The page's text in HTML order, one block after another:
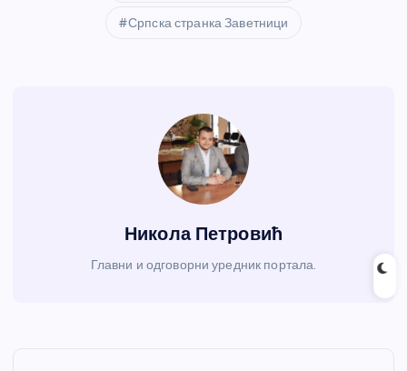
Српска странка Заветници
Никола Петровић
Главни и одговорни уредник портала.